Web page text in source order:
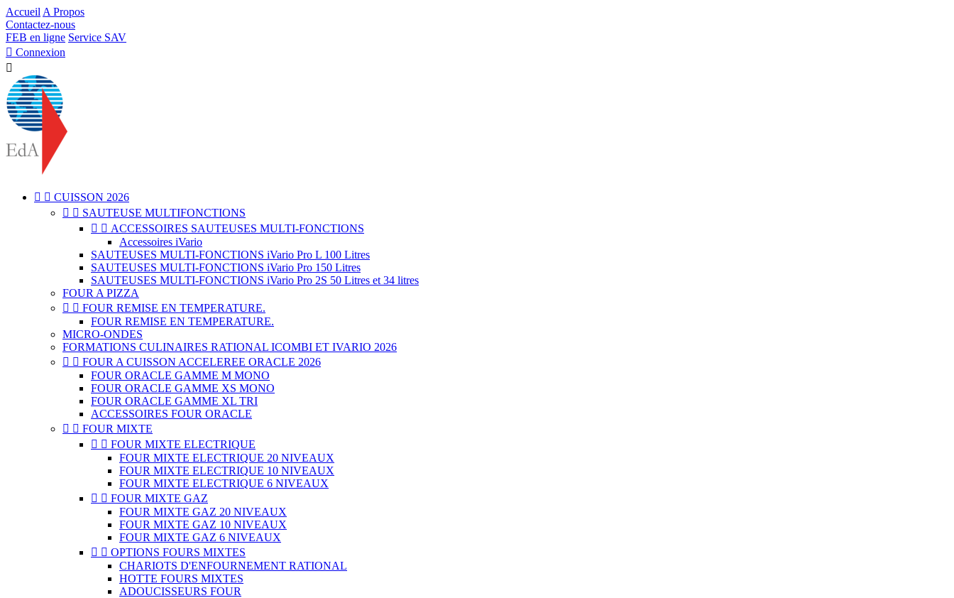
Accueil A Propos
Contactez-nous
FEB en ligne Service SAV
 Connexion

  CUISSON 2026
  SAUTEUSE MULTIFONCTIONS
  ACCESSOIRES SAUTEUSES MULTI-FONCTIONS
Accessoires iVario
SAUTEUSES MULTI-FONCTIONS iVario Pro L 100 Litres
SAUTEUSES MULTI-FONCTIONS iVario Pro 150 Litres
SAUTEUSES MULTI-FONCTIONS iVario Pro 2S 50 Litres et 34 litres
FOUR A PIZZA
  FOUR REMISE EN TEMPERATURE.
FOUR REMISE EN TEMPERATURE.
MICRO-ONDES
FORMATIONS CULINAIRES RATIONAL ICOMBI ET IVARIO 2026
  FOUR A CUISSON ACCELEREE ORACLE 2026
FOUR ORACLE GAMME M MONO
FOUR ORACLE GAMME XS MONO
FOUR ORACLE GAMME XL TRI
ACCESSOIRES FOUR ORACLE
  FOUR MIXTE
  FOUR MIXTE ELECTRIQUE
FOUR MIXTE ELECTRIQUE 20 NIVEAUX
FOUR MIXTE ELECTRIQUE 10 NIVEAUX
FOUR MIXTE ELECTRIQUE 6 NIVEAUX
  FOUR MIXTE GAZ
FOUR MIXTE GAZ 20 NIVEAUX
FOUR MIXTE GAZ 10 NIVEAUX
FOUR MIXTE GAZ 6 NIVEAUX
  OPTIONS FOURS MIXTES
CHARIOTS D'ENFOURNEMENT RATIONAL
HOTTE FOURS MIXTES
ADOUCISSEURS FOUR